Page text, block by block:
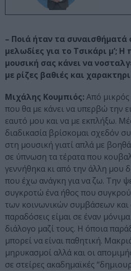
– Ποιά ήταν τα συναισθήματά
μελωδίες για το Τσικάρι μ’;
μουσική σας κάνει να
με ρίζες βαθιές και
Μιχάλης Κουμπιός: Από
που θα με κάνει να υπερβώ την
εαυτό μου και να με εκπλήξω.
διαδικασία βρίσκομαι σχεδόν
στη μουσική γιατί απλά με
σε ύπνωση τα τέρατα που
γεννήθηκα κι από την άλλη μου
που έχω ανάγκη για να ζω. Την
συγκροτώ ένα ήθος που
των κοινωνικών συμβάσεων
παραδόσεις είμαι σε έναν
διάλογο μαζί τους. Η όποια
μπορεί να είναι παθητική.
μηρυκασμοί αλλά και οι
σε στείρες ακαδημαϊκές